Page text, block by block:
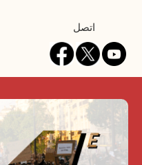
Contactاتصل